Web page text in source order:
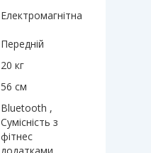
Електромагнітна
Передній
20 кг
56 см
Bluetooth ,
Сумісність з
фітнес
додатками